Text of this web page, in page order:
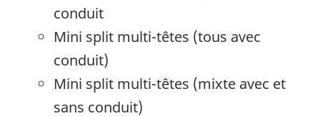
conduit
Mini split multi-têtes (tous avec
conduit)
Mini split multi-têtes (mixte avec et
sans conduit)